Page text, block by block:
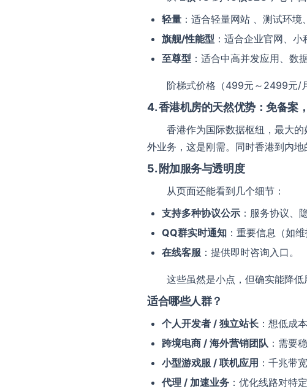
轻量 ：适合轻量网站 、测试环境
旗舰/性能型 ：适合企业官网、小
至尊型 ：适合中高并发应用、数
阶梯式价格（499元～2499元/
4. 香港机房的天然优势：免备案
香港作为国际数据枢纽，最大的
外业务，这是刚需。同时香港到内
5. 附加服务与透明度
从页面还能看到几个细节：
支持多种协议公示 ：服务协议、
QQ群实时通知 ：重要信息（如
在线客服 ：提供即时咨询入口。
这些虽然是小点，但确实能降低
适合哪些人群？
个人开发者 / 独立站长 ：想低成
跨境电商 / 海外营销团队 ：需要
小型游戏服 / 联机应用 ：千兆带
代理 / 加速业务 ：优化线路对特
联系我们
我们随时为您提供帮助